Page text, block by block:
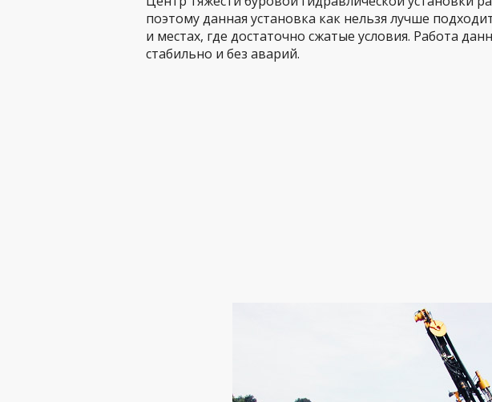
поэтому данная установка как нельзя лучше
и местах, где достаточно сжатые условия. Работа
стабильно и без аварий.